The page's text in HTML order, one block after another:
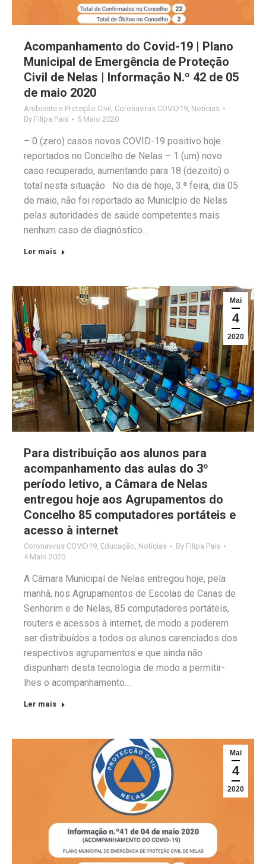
Acompanhamento do Covid-19 | Plano
Municipal de Emergência de Proteção
Civil de Nelas | Informação N.º 42 de 05
de maio 2020
Ambiente e Proteção Civil , Coronavirus COVID19, Notícias
By Filipa Pais 5 Maio 2020
– 0 (zero) casos novos COVID-19 positivo hoje
reportados no Concelho de Nelas – 1 (um) novo
caso recuperado, aumentando para 18 (dezoito) o
total nesta situação No dia de hoje, 3.ª feira, dia 05
de maio, não foi reportado ao Município de Nelas
pelas autoridades de saúde competentes mais
nenhum caso de diagnóstico…
Ler mais
Mai
4
2020
Para distribuição aos alunos para
acompanhamento das aulas do 3º
período letivo, a Câmara de Nelas
entregou hoje aos Agrupamentos do
Concelho 85 computadores portáteis e
acesso à internet
Coronavirus COVID19 Educação Notícias By Filipa Pais
4 Maio 2020
A Câmara Municipal de Nelas entregou hoje, pela
manhã, nos Agrupamentos de Escolas de Canas de
Senhorim e de Nelas, 85 computadores portáteis,
routers e acessos à internet, de modo a poderem
ser distribuídos a todos os alunos carenciados dos
respectivos agrupamentos e que ainda não
dispunham desta tecnologia de modo a permitir-
lhes o acompanhamento…
Ler mais
Mai
4
2020